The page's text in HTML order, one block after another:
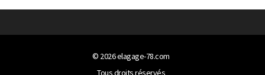
© 2026elagage-78.com
Tous droits réservés